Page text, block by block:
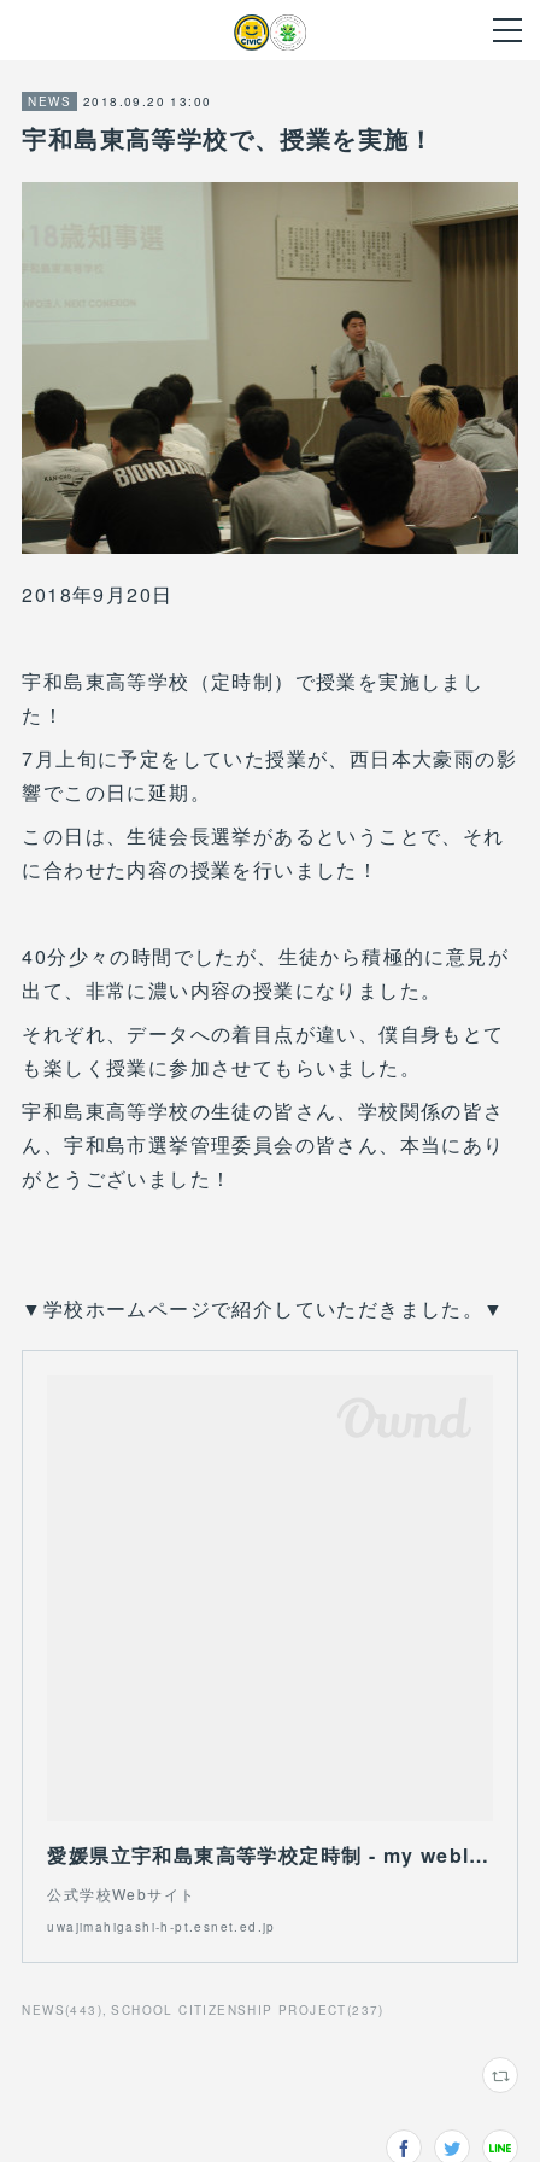
NEWS 2018.09.20 13:00
宇和島東高等学校で、授業を実施！
2018年9月20日
宇和島東高等学校（定時制）で授業を実施しまし
た！
7月上旬に予定をしていた授業が、西日本大豪雨の影
響でこの日に延期。
この日は、生徒会長選挙があるということで、それ
に合わせた内容の授業を行いました！
40分少々の時間でしたが、生徒から積極的に意見が
出て、非常に濃い内容の授業になりました。
それぞれ、データへの着目点が違い、僕自身もとて
も楽しく授業に参加させてもらいました。
宇和島東高等学校の生徒の皆さん、学校関係の皆さ
ん、宇和島市選挙管理委員会の皆さん、本当にあり
がとうございました！
▼学校ホームページで紹介していただきました。▼
愛媛県立宇和島東高等学校定時制 - my weblog : 主権者教育・生徒総会 by hp-admin
公式学校Webサイト
uwajimahigashi-h-pt.esnet.ed.jp
NEWS (443 ) SCHOOL CITIZENSHIP PROJECT (237)